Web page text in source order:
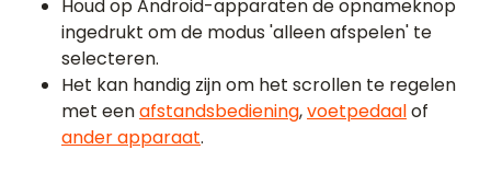
Houd op Android-apparaten de opnameknop
ingedrukt om de modus 'alleen afspelen' te
selecteren.
Het kan handig zijn om het scrollen te regelen
met eenafstandsbediening,voetpedaalof
ander apparaat.